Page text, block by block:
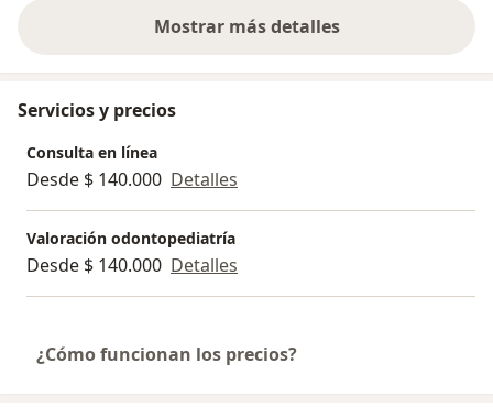
Mostrar más detalles
sobre la experiencia
Servicios y precios
Consulta en línea
Desde $ 140.000 Detalles
Valoración odontopediatría
Desde $ 140.000 Detalles
¿Cómo funcionan los precios?